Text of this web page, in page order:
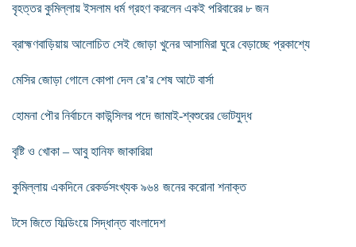
বৃহত্তর কুমিল্লায় ইসলাম ধর্ম গ্রহণ করলেন একই পরিবারের ৮ জন
ব্রাহ্মণবাড়িয়ায় আলোচিত সেই জোড়া খুনের আসামিরা ঘুরে বেড়াচ্ছে প্রকাশ্যে
মেসির জোড়া গোলে কোপা দেল রে’র শেষ আটে বার্সা
হোমনা পৌর নির্বাচনে কাউন্সিলর পদে জামাই-শ্বশুরের ভোটযুদ্ধ
বৃষ্টি ও খোকা – আবু হানিফ জাকারিয়া
কুমিল্লায় একদিনে রেকর্ডসংখ্যক ৯৬৪ জনের করোনা শনাক্ত
টসে জিতে ফিল্ডিংয়ে সিদ্ধান্ত বাংলাদেশ